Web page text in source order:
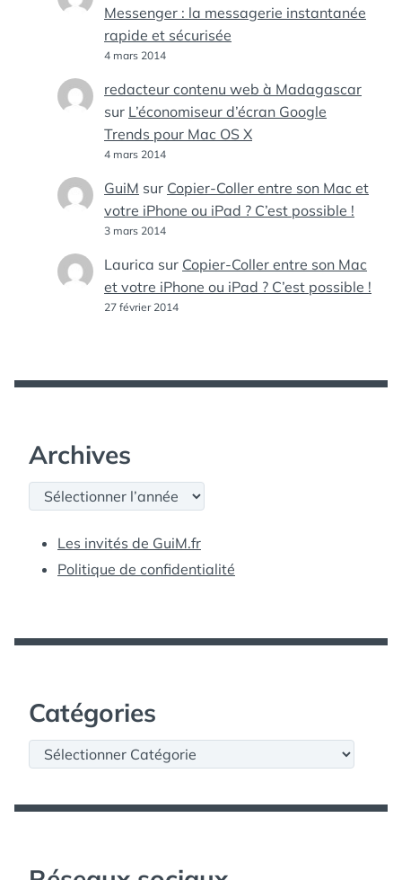
Messenger : la messagerie instantanée
rapide et sécurisée
4 mars 2014
redacteur contenu web à Madagascar
sur L’économiseur d’écran Google
Trends pour Mac OS X
4 mars 2014
GuiM sur Copier-Coller entre son Mac et
votre iPhone ou iPad ? C’est possible !
3 mars 2014
Laurica sur Copier-Coller entre son Mac
et votre iPhone ou iPad ? C’est possible !
27 février 2014
Archives
Archives
Les invités de GuiM.fr
Politique de confidentialité
Catégories
Catégories